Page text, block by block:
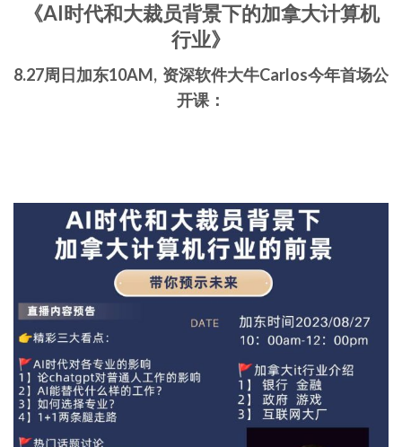
《AI时代和大裁员背景下的加拿大计算机
行业》
8.27周日加东10AM, 资深软件大牛Carlos今年首场公
开课：